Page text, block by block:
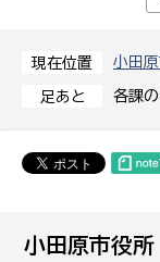
現在位置 小田
足あと 各課
小田原市役所